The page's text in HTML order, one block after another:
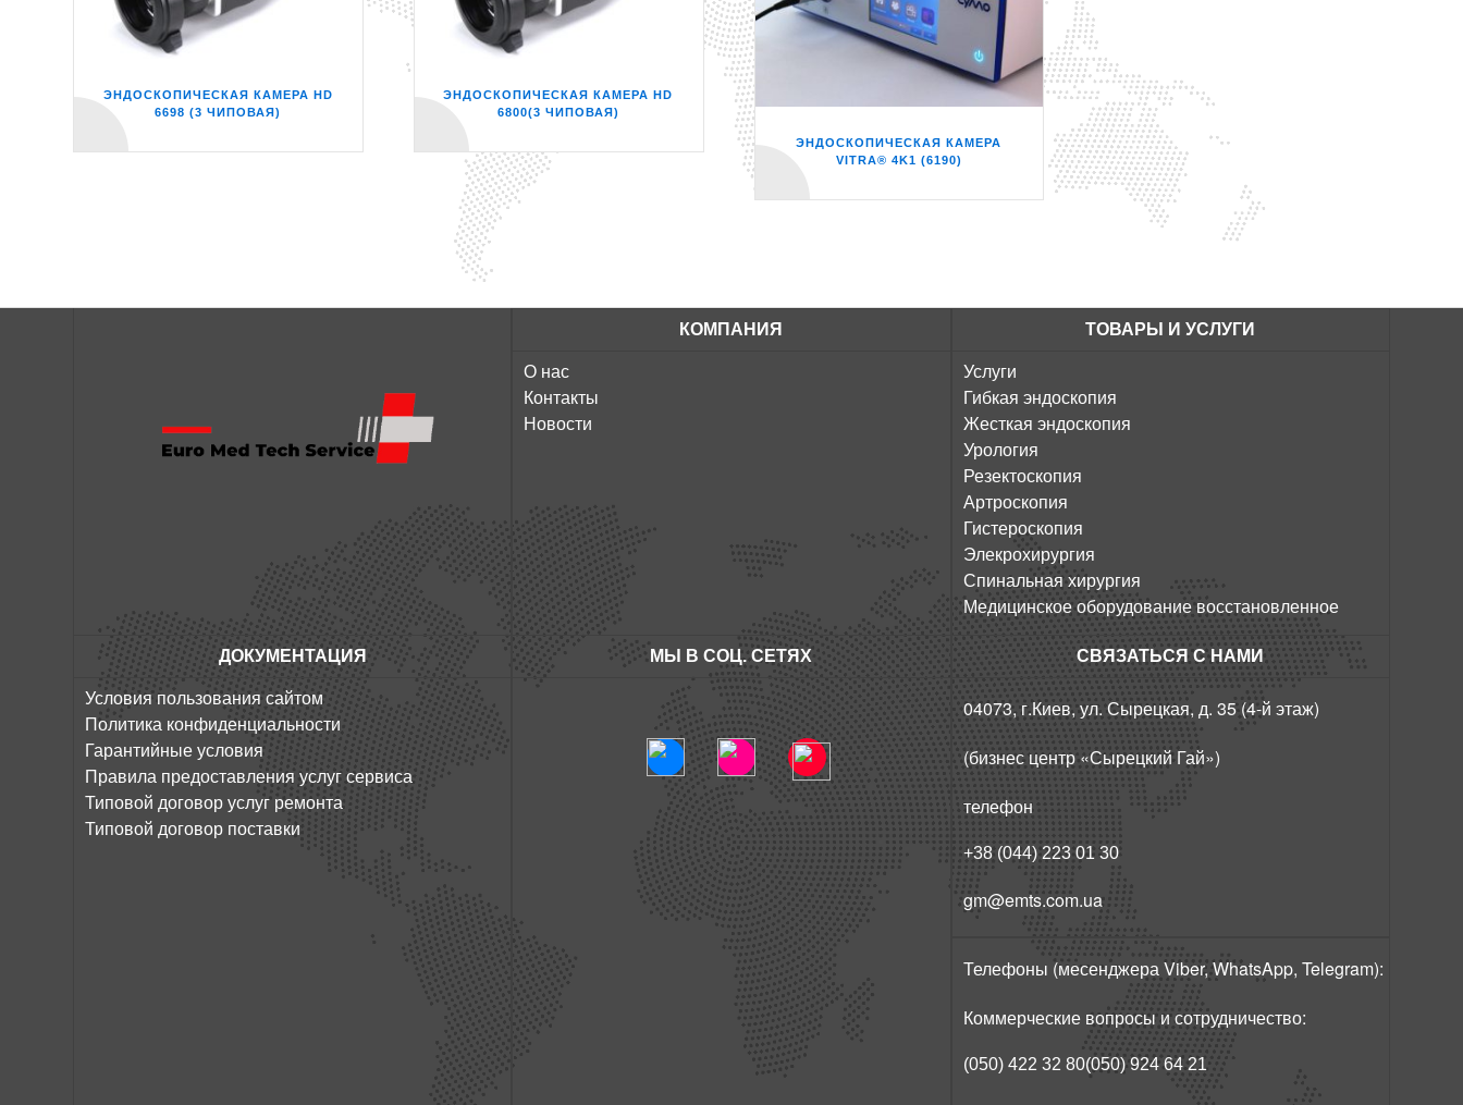
ЭНДОСКОПИЧЕСКАЯ КАМЕРА HD
6698 (3 ЧИПОВАЯ)
ЭНДОСКОПИЧЕСКАЯ КАМЕРА HD
6800(3 ЧИПОВАЯ)
ЭНДОСКОПИЧЕСКАЯ КАМЕРА
VITRA® 4K1 (6190)
КОМПАНИЯ
О нас
Контакты
Новости
ТОВАРЫ И УСЛУГИ
Услуги
Гибкая эндоскопия
Жесткая эндоскопия
Урология
Резектоскопия
Артроскопия
Гистероскопия
Элекрохирургия
Спинальная хирургия
Медицинское оборудование восстановленное
ДОКУМЕНТАЦИЯ
Условия пользования сайтом
Политика конфиденциальности
Гарантийные условия
Правила предоставления услуг сервиса
Типовой договор услуг ремонта
Типовой договор поставки
МЫ В СОЦ. СЕТЯХ СВЯЗАТЬСЯ С НАМИ
04073, г.Киев, ул. Сырецкая, д. 35 (4-й этаж)
(бизнес центр «Сырецкий Гай»)
телефон
+38 (044) 223 01 30
gm@emts.com.ua
Телефоны (месенджера Viber, WhatsApp, Telegram):
Коммерческие вопросы и сотрудничество:
(050) 422 32 80(050) 924 64 21